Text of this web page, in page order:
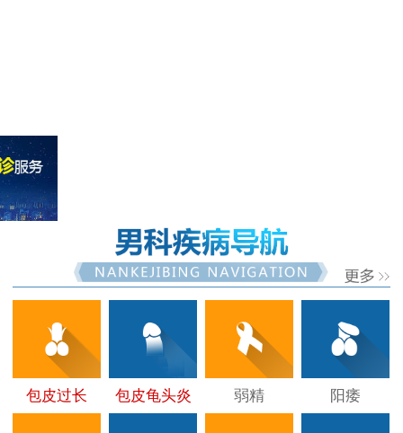
包皮过长 包皮龟头炎 弱精 阳痿